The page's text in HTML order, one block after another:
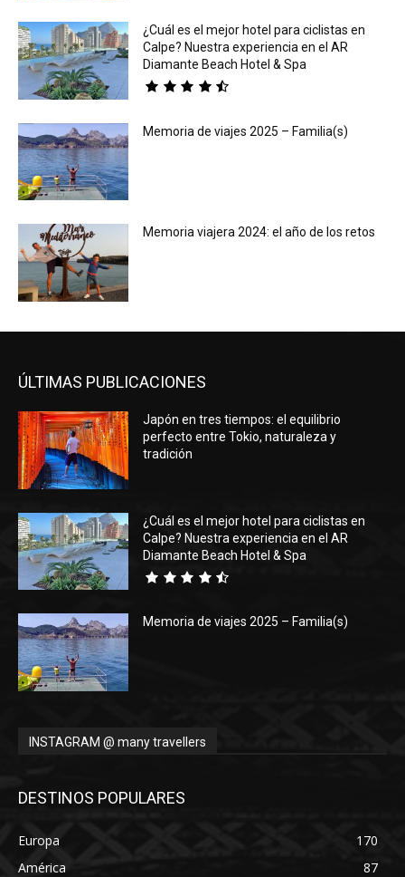
¿Cuál es el mejor hotel para ciclistas en
Calpe? Nuestra experiencia en el AR
Diamante Beach Hotel & Spa
Memoria de viajes 2025 – Familia(s)
Memoria viajera 2024: el año de los retos
ÚLTIMAS PUBLICACIONES
Japón en tres tiempos: el equilibrio
perfecto entre Tokio, naturaleza y
tradición
¿Cuál es el mejor hotel para ciclistas en
Calpe? Nuestra experiencia en el AR
Diamante Beach Hotel & Spa
Memoria de viajes 2025 – Familia(s)
INSTAGRAM @ many travellers
DESTINOS POPULARES
Europa
170
América
87